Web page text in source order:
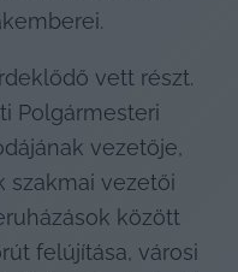
Polgármesteri
vezetője,
szakmai vezetői
között
felújítása, városi